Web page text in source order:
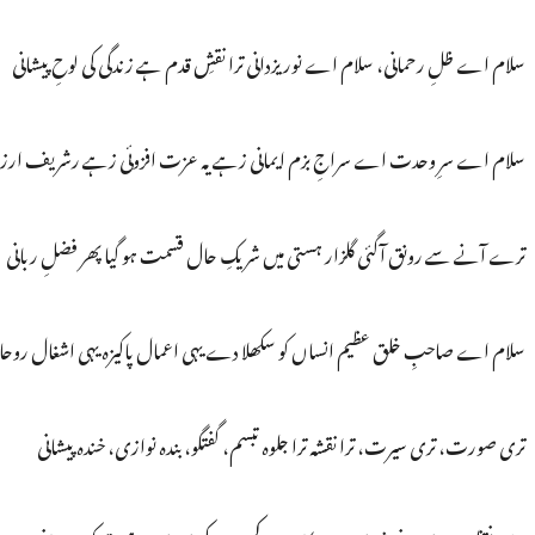
سلام اے ظلِ رحمانی، سلام اے نور یزدانی ترا نقشِ قدم ہے زندگی کی لوحِ پیشانی
سلام اے سرِ وحدت اے سراجِ بزم ایمانی زہے یہ عزت افزوئی زہے رشریف
ترے آنے سے رونق آگئی گلزار ہستی میں شریکِ حال قسمت ہو گیا پھر فضلِ ربانی
سلام اے صاحبِ خلق عظیم انساں کو سکھلا دے یہی اعمال پاکیزہ یہی اشغال
تری صورت، تری سیرت، ترا نقشہ ترا جلوہ تبسم، گفتگو، بندہ نوازی، خندہ پیشانی